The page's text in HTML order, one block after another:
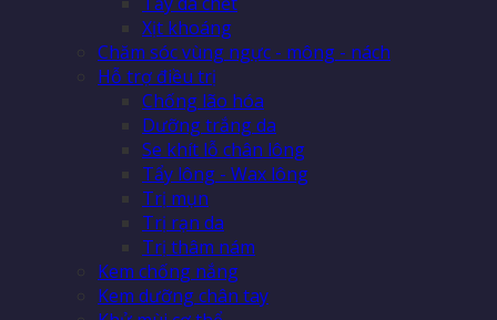
Xịt khoáng
Chăm sóc vùng ngực - mông - nách
Hỗ trợ điều trị
Chống lão hóa
Dưỡng trắng da
Se khít lỗ chân lông
Tẩy lông - Wax lông
Trị mụn
Trị rạn da
Trị thâm nám
Kem chống nắng
Kem dưỡng chân tay